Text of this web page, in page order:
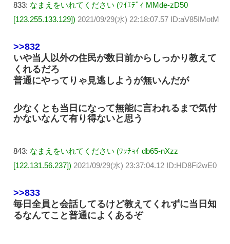
833: なまえをいれてください (ﾜｲｴﾃﾞｨ MMde-zD50
[123.255.133.129]) 2021/09/29(水) 22:18:07.57 ID:aV85IMotM
>>832
いや当人以外の住民が数日前からしっかり教えて
くれるだろ
普通にやってりゃ見逃しようが無いんだが
少なくとも当日になって無能に言われるまで気付
かないなんて有り得ないと思う
843: なまえをいれてください (ﾜｯﾁｮｲ db65-nXzz
[122.131.56.237]) 2021/09/29(水) 23:37:04.12 ID:HD8Fi2wE0
>>833
毎日全員と会話してるけど教えてくれずに当日知
るなんてこと普通によくあるぞ